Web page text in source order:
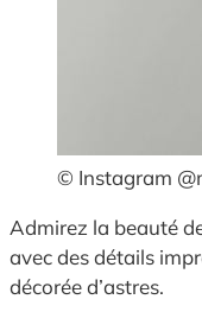
© Instagram
Admirez la beauté
avec des détails
décorée d’astres.